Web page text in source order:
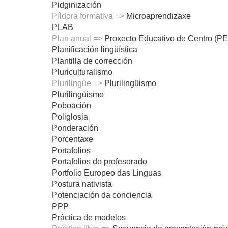
Pidginización
Píldora formativa => Microaprendizaxe
PLAB
Plan anual => Proxecto Educativo de Centro
Planificación lingüística
Plantilla de corrección
Pluriculturalismo
Plurilingüe => Plurilingüismo
Plurilingüismo
Poboación
Poliglosia
Ponderación
Porcentaxe
Portafolios
Portafolios do profesorado
Portfolio Europeo das Linguas
Postura nativista
Potenciación da conciencia
PPP
Práctica de modelos